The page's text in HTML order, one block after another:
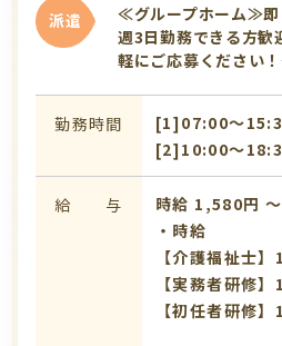
派遣
≪グループホーム≫
週3日勤務できる方歓
軽にご応募ください
勤務時間
[1]07:00〜
[2]10:00〜
給 与
時給 1,580円
・時給
【介護福祉士
【実務者研修
【初任者研修